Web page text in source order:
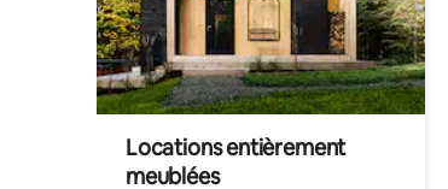
Locations entièrement
meublées